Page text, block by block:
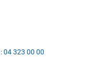
04 323 00 00